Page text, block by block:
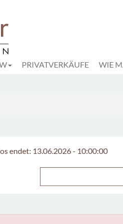
PRIVATVERKÄUFE WIE
endet: 13.06.2026 - 10:00:00